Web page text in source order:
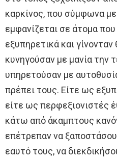
καρκίνος, που σύμφωνα
εμφανίζεται σε άτομα
εξυπηρετικά και
κυνηγούσαν με μανία την
υπηρετούσαν με
πρέπει τους. Είτε ως
είτε ως περφεξιονιστές
κάτω από άκαμπτους
επέτρεπαν να
εαυτό τους, να